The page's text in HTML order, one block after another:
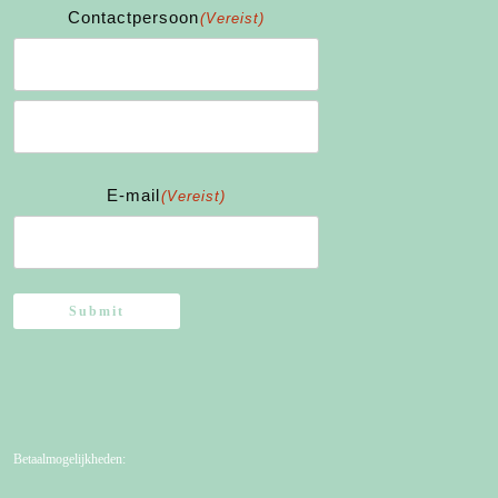
Contactpersoon(Vereist)
E-mail(Vereist)
Submit
Betaalmogelijkheden: